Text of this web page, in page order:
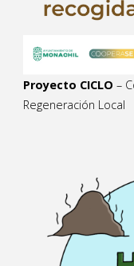
Proyecto CICLO –
Regeneración Local